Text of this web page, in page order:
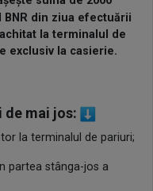
BNR din ziua efectuării
la terminalul de
exclusiv la casierie.
de mai jos:
la terminalul de pariuri;
partea stânga-jos a